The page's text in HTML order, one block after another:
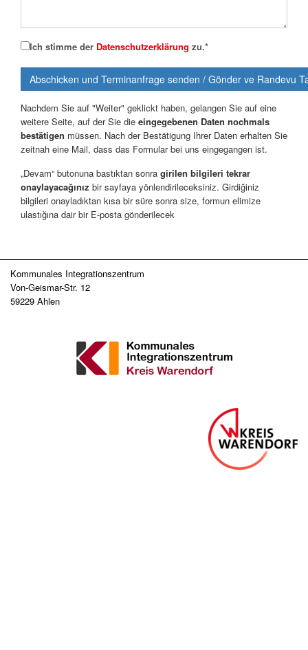
Ich stimme der Datenschutzerklärung zu.*
Nachdem Sie auf "Weiter" geklickt haben, gelangen Sie auf eine
weitere Seite, auf der Sie die eingegebenen Daten nochmals
bestätigen müssen. Nach der Bestätigung Ihrer Daten erhalten Sie
zeitnah eine Mail, dass das Formular bei uns eingegangen ist.
„Devam“ butonuna bastıktan sonra girilen bilgileri tekrar
onaylayacağınız
bilgileri onayladıktan kısa bir süre sonra size, formun elimize
ulastığına dair bir E-posta gönderilecek
Kommunales Integrationszentrum
Von-Geismar-Str. 12
59229 Ahlen